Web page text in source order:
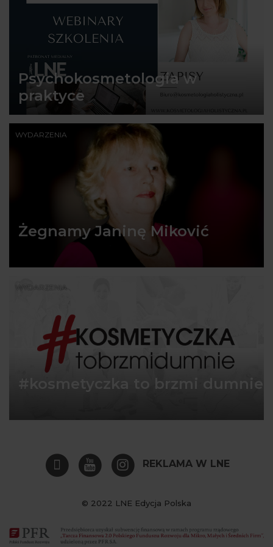
Psychokosmetologia w
praktyce
WYDARZENIA
Żegnamy Janinę Miković
WYDARZENIA
#kosmetyczka to brzmi dumnie
REKLAMA W LNE
© 2022 LNE Edycja Polska